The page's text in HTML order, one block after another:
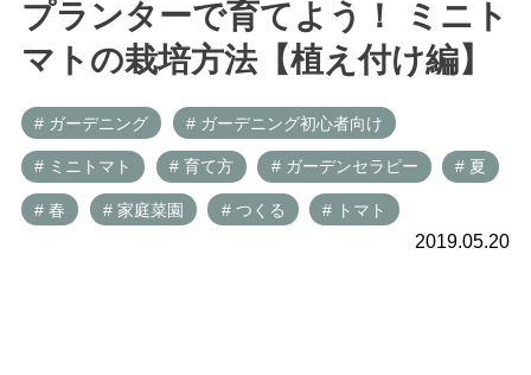
プランターで育てよう！ ミニト
マトの栽培方法【植え付け編】
# ガーデニング # ガーデニング初心者向け
# ミニトマト # 育て方 # ガーデンセラピー # 夏
# 春 # 家庭菜園 # つくる # トマト
2019.05.20